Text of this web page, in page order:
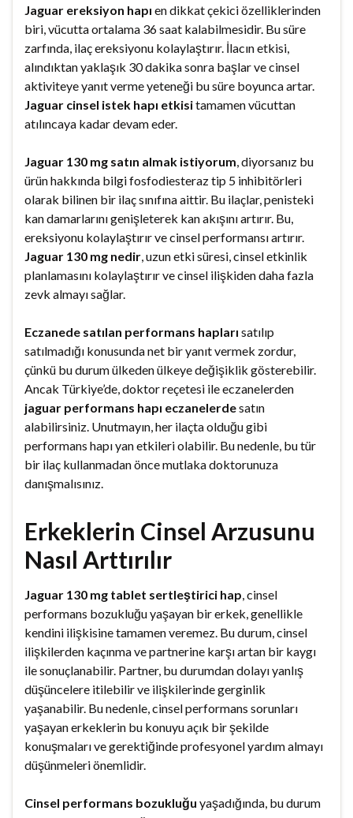
Jaguar ereksiyon hapı en dikkat çekici özelliklerinden
biri, vücutta ortalama 36 saat kalabilmesidir. Bu süre
zarfında, ilaç ereksiyonu kolaylaştırır. İlacın etkisi,
alındıktan yaklaşık 30 dakika sonra başlar ve cinsel
aktiviteye yanıt verme yeteneği bu süre boyunca artar.
Jaguar cinsel istek hapı etkisitamamen vücuttan
atılıncaya kadar devam eder.
Jaguar 130 mg satın almak istiyorum, diyorsanız bu
ürün hakkında bilgi fosfodiesteraz tip 5 inhibitörleri
olarak bilinen bir ilaç sınıfına aittir. Bu ilaçlar, penisteki
kan damarlarını genişleterek kan akışını artırır. Bu,
ereksiyonu kolaylaştırır ve cinsel performansı artırır.
Jaguar 130 mg nedir, uzun etki süresi, cinsel etkinlik
planlamasını kolaylaştırır ve cinsel ilişkiden daha fazla
zevk almayı sağlar.
Eczanede satılan performans hapları satılıp
satılmadığı konusunda net bir yanıt vermek zordur,
çünkü bu durum ülkeden ülkeye değişiklik gösterebilir.
Ancak Türkiye’de, doktor reçetesi ile eczanelerden
jaguar performans hapı eczanelerdesatın
alabilirsiniz. Unutmayın, her ilaçta olduğu gibi
performans hapı yan etkileri olabilir. Bu nedenle, bu tür
bir ilaç kullanmadan önce mutlaka doktorunuza
danışmalısınız.
Erkeklerin Cinsel Arzusunu
Nasıl Arttırılır
Jaguar 130 mg tablet sertleştirici hap, cinsel
performans bozukluğu yaşayan bir erkek, genellikle
kendini ilişkisine tamamen veremez. Bu durum, cinsel
ilişkilerden kaçınma ve partnerine karşı artan bir kaygı
ile sonuçlanabilir. Partner, bu durumdan dolayı yanlış
düşüncelere itilebilir ve ilişkilerinde gerginlik
yaşanabilir. Bu nedenle, cinsel performans sorunları
yaşayan erkeklerin bu konuyu açık bir şekilde
konuşmaları ve gerektiğinde profesyonel yardım almayı
düşünmeleri önemlidir.
Cinsel performans bozukluğu yaşadığında, bu durum